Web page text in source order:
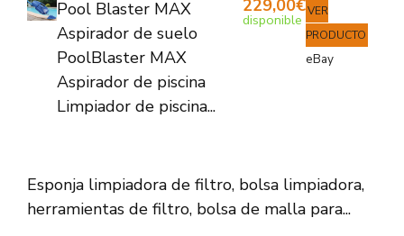
Pool Blaster MAX
Aspirador de suelo
PoolBlaster MAX
Aspirador de piscina
Limpiador de piscina...
229,00€
disponible VER
PRODUCTO
eBay
Esponja limpiadora de filtro, bolsa limpiadora,
herramientas de filtro, bolsa de malla para...